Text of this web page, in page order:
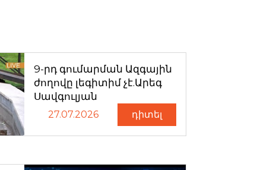
9-րդ գումարման Ազգային
ժողովը լեգիտիմ չէ.Արեգ
Սավգուլյան
27.07.2026 դիտել